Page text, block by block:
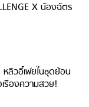
X น้องฉัตร
ลิวอี้เฟยในชุดย้อน
รื่องความสวย!